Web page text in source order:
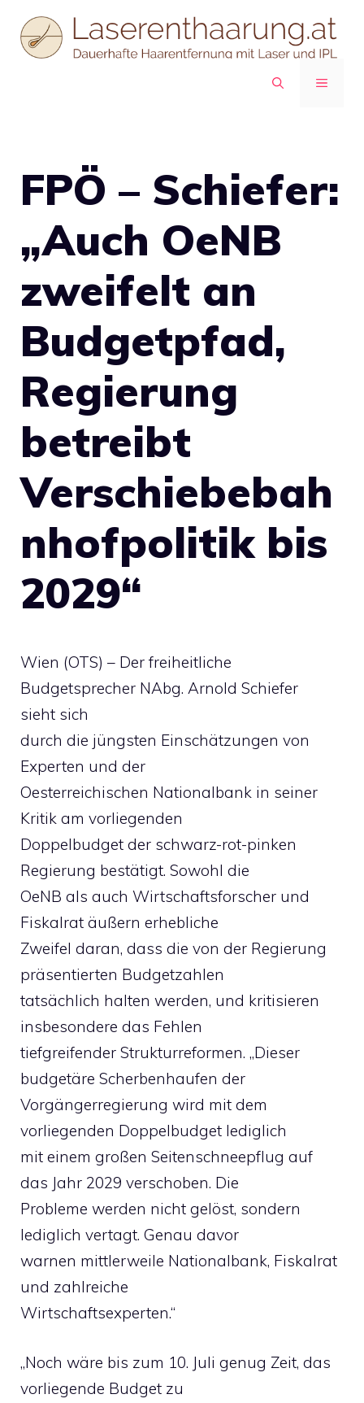
Inhalt
springen
MENÜ
FPÖ – Schiefer:
„Auch OeNB
zweifelt an
Budgetpfad,
Regierung
betreibt
Verschiebebah
nhofpolitik bis
2029“
Wien (OTS) – Der freiheitliche
Budgetsprecher NAbg. Arnold Schiefer
sieht sich
durch die jüngsten Einschätzungen von
Experten und der
Oesterreichischen Nationalbank in seiner
Kritik am vorliegenden
Doppelbudget der schwarz-rot-pinken
Regierung bestätigt. Sowohl die
OeNB als auch Wirtschaftsforscher und
Fiskalrat äußern erhebliche
Zweifel daran, dass die von der Regierung
präsentierten Budgetzahlen
tatsächlich halten werden, und kritisieren
insbesondere das Fehlen
tiefgreifender Strukturreformen. „Dieser
budgetäre Scherbenhaufen der
Vorgängerregierung wird mit dem
vorliegenden Doppelbudget lediglich
mit einem großen Seitenschneepflug auf
das Jahr 2029 verschoben. Die
Probleme werden nicht gelöst, sondern
lediglich vertagt. Genau davor
warnen mittlerweile Nationalbank, Fiskalrat
und zahlreiche
Wirtschaftsexperten.“
„Noch wäre bis zum 10. Juli genug Zeit, das
vorliegende Budget zu